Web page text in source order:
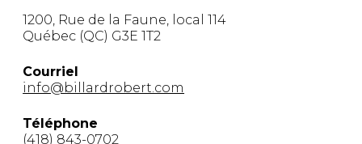
ACCESSOIRES
rassemblement.
1200, Rue de la Faune, local 114
Québec (QC) G3E 1T2
Courriel
info@billardrobert.com
Téléphone
(418) 843-0702